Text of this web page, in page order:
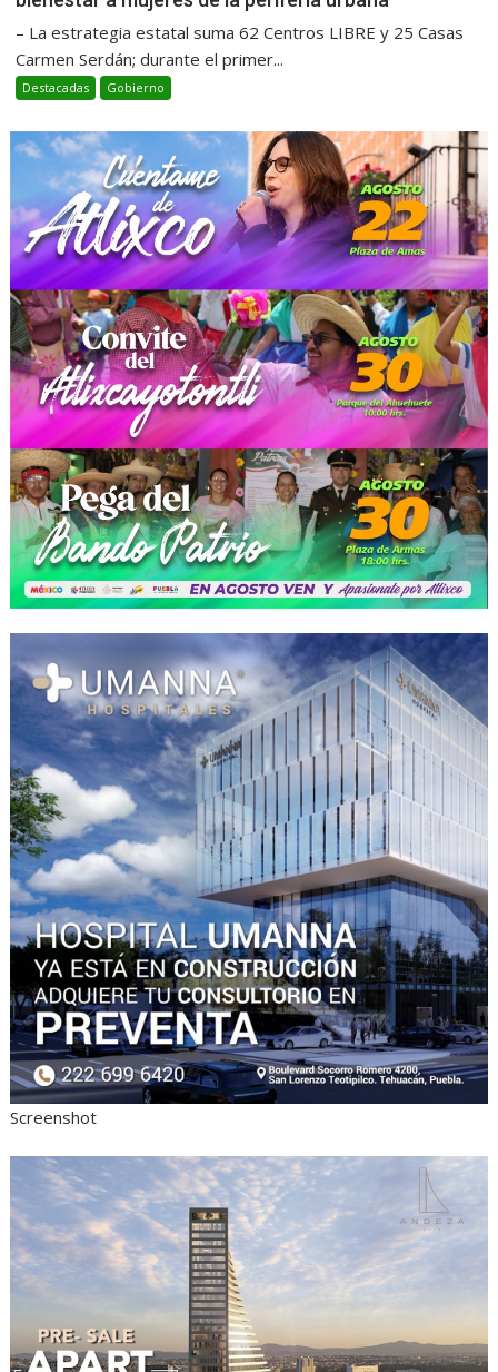
– La estrategia estatal suma 62 Centros LIBRE y 25 Casas
Carmen Serdán; durante el primer...
Destacadas Gobierno
Screenshot